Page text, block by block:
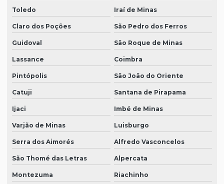
Toledo Iraí de Minas
Claro dos Poções São Pedro dos Ferros
Guidoval São Roque de Minas
Lassance Coimbra
Pintópolis São João do Oriente
Catuji Santana de Pirapama
Ijaci Imbé de Minas
Varjão de Minas Luisburgo
Serra dos Aimorés Alfredo Vasconcelos
São Thomé das Letras Alpercata
Montezuma Riachinho